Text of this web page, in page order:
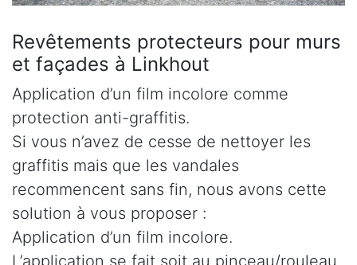
Revêtements protecteurs pour murs
et façades à Linkhout
Application d’un film incolore comme
protection anti-graffitis.
Si vous n’avez de cesse de nettoyer les
graffitis mais que les vandales
recommencent sans fin, nous avons cette
solution à vous proposer :
Application d’un film incolore.
L’application se fait soit au pinceau/rouleau,